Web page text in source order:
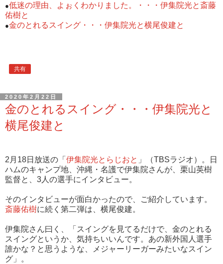
●低迷の理由、よぉくわかりました。・・・伊集院光と斎藤
佑樹と
●金のとれるスイング・・・伊集院光と横尾俊建と
共有
2020年2月22日
金のとれるスイング・・・伊集院光と
横尾俊建と
2月18日放送の「 伊集院光とらじおと 」（TBSラジオ）。日
ハムのキャンプ地、沖縄・名護で伊集院さんが、栗山英樹
監督と、3人の選手にインタビュー。
そのインタビューが面白かったので、ご紹介しています。
斎藤佑樹に続く第二弾は、横尾俊建。
伊集院さん曰く、「スイングを見てるだけで、金のとれる
スイングというか、気持ちいいんです。あの新外国人選手
誰かな？と思うような、メジャーリーガーみたいなスイン
グ」。